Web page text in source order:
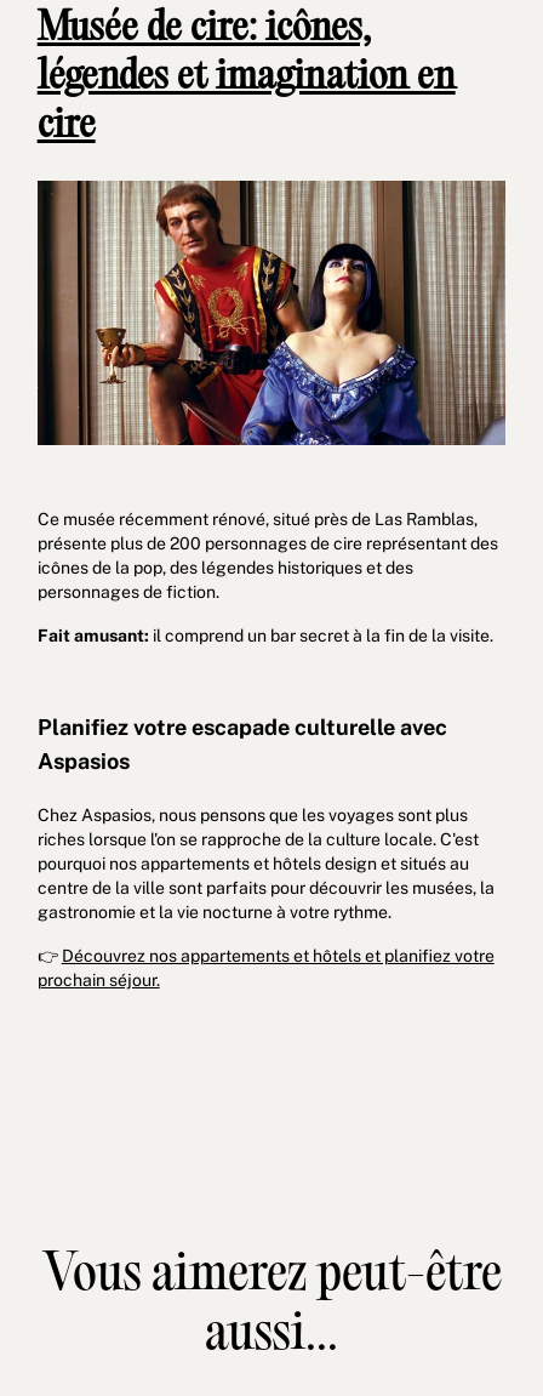
Musée de cire: icônes,
légendes et imagination en
cire
Ce musée récemment rénové, situé près de Las Ramblas,
présente plus de 200 personnages de cire représentant des
icônes de la pop, des légendes historiques et des
personnages de fiction.
Fait amusant: il comprend un bar secret à la fin de la visite.
Planifiez votre escapade culturelle avec
Aspasios
Chez Aspasios, nous pensons que les voyages sont plus
riches lorsque l'on se rapproche de la culture locale. C'est
pourquoi nos appartements et hôtels design et situés au
centre de la ville sont parfaits pour découvrir les musées, la
gastronomie et la vie nocturne à votre rythme.
👉 Découvrez nos appartements et hôtels et planifiez votre
prochain séjour.
Vous aimerez peut-être
aussi...